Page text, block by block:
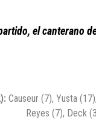
el canterano
Causeur (7), Yusta
Reyes (7), Deck